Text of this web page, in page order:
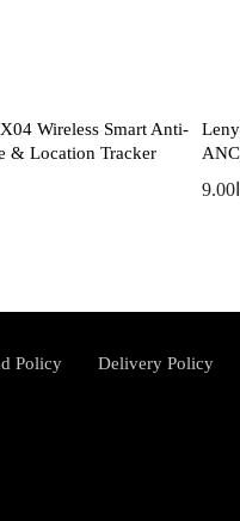
Wireless Smart Anti-
& Location Tracker
9.00
Policy Delivery Policy